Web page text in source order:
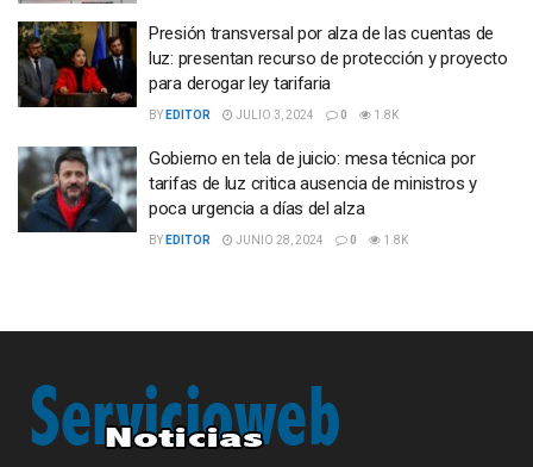
Presión transversal por alza de las cuentas de
luz: presentan recurso de protección y proyecto
para derogar ley tarifaria
BY EDITOR JULIO 3, 2024 0 1.8K
Gobierno en tela de juicio: mesa técnica por
tarifas de luz critica ausencia de ministros y
poca urgencia a días del alza
BY EDITOR JUNIO 28, 2024 0 1.8K